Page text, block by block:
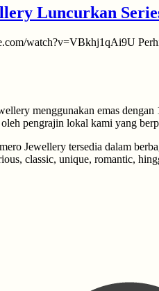
Luncurkan
watch?v=VBkhj1qAi9U
menggunakan emas
pengrajin lokal kami yang
Jewellery tersedia dalam
classic, unique, romantic,